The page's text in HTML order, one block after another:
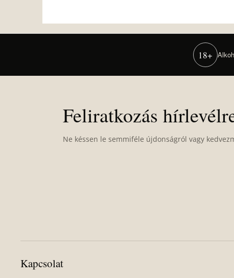
18+
Feliratkozás
Ne késsen le semmiféle újdonságról vagy
Kapcsolat